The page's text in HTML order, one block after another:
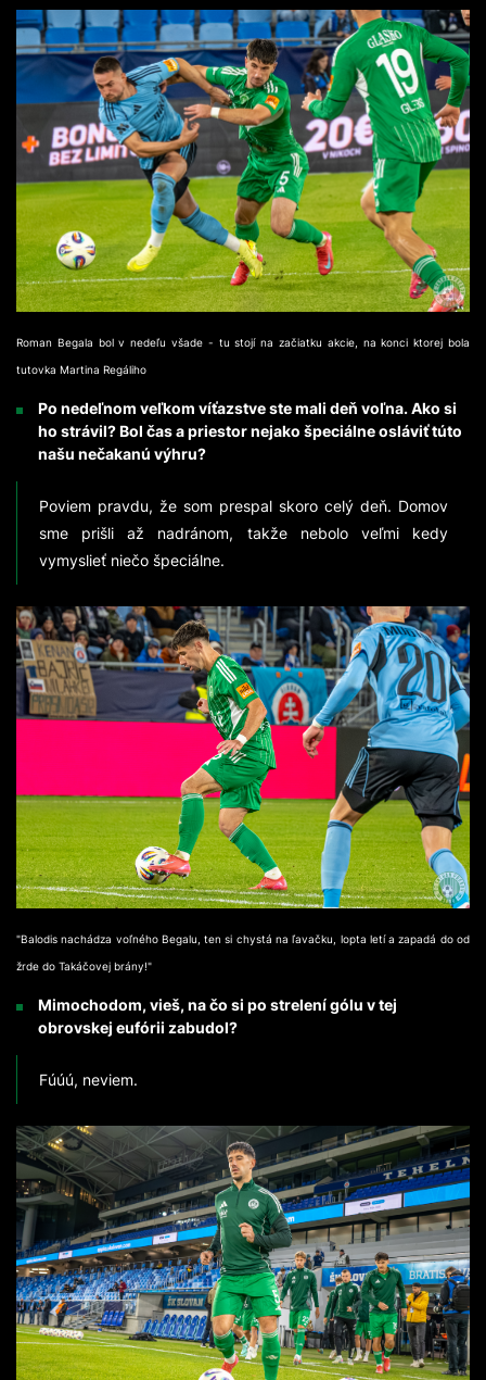
Roman Begala bol v nedeľu všade - tu stojí na začiatku akcie, na konci ktorej bola
tutovka Martina Regáliho
Po nedeľnom veľkom víťazstve ste mali deň voľna. Ako si
ho strávil? Bol čas a priestor nejako špeciálne osláviť túto
našu nečakanú výhru?
Poviem pravdu, že som prespal skoro celý deň. Domov
sme prišli až nadránom, takže nebolo veľmi kedy
vymyslieť niečo špeciálne.
"Balodis nachádza voľného Begalu, ten si chystá na ľavačku, lopta letí a zapadá do od
žrde do Takáčovej brány!"
Mimochodom, vieš, na čo si po strelení gólu v tej
obrovskej eufórii zabudol?
Fúúú, neviem.